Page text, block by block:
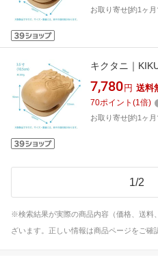
お取り寄せ[約1ヶ
キクタニ｜
7,780 円 送料
70ポイント (1倍)
お取り寄せ[約1ヶ
1/2
※検索結果が実際の商品内容（価格、送料
ざいます。正しい情報は商品ページをご確